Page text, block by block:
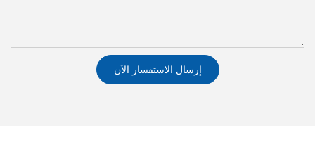
إرسال الاستفسار الآن